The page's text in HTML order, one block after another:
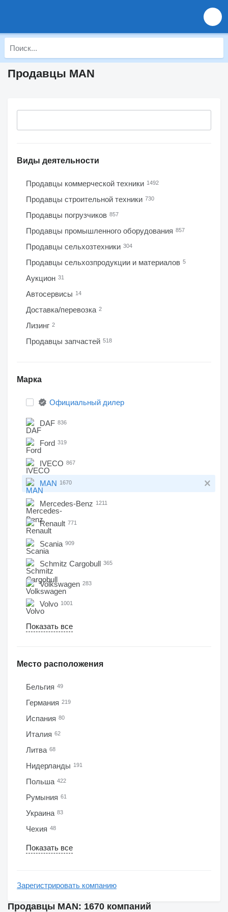
Продавцы MAN
Виды деятельности
Продавцы коммерческой техники 1492
Продавцы строительной техники 730
Продавцы погрузчиков 857
Продавцы промышленного оборудования 857
Продавцы сельхозтехники 304
Продавцы сельхозпродукции и материалов 5
Аукцион 31
Автосервисы 14
Доставка/перевозка 2
Лизинг 2
Продавцы запчастей 518
Марка
Официальный дилер
DAF 836
Ford 319
IVECO 867
MAN 1670
Mercedes-Benz 1211
Renault 771
Scania 909
Schmitz Cargobull 365
Volkswagen 283
Volvo 1001
Показать все
Место расположения
Бельгия 49
Германия 219
Испания 80
Италия 62
Литва 68
Нидерланды 191
Польша 422
Румыния 61
Украина 83
Чехия 48
Показать все
Зарегистрировать компанию
Продавцы MAN: 1670 компаний